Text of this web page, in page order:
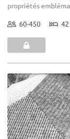
propriétés
60-450